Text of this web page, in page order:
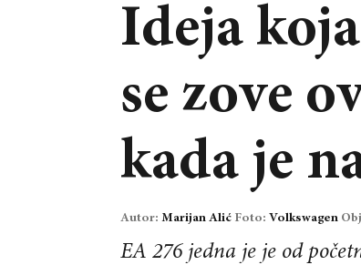
Ideja
se zove
kada je
Autor: Marijan Alić Foto: Volkswagen
EA 276 jedna je je od